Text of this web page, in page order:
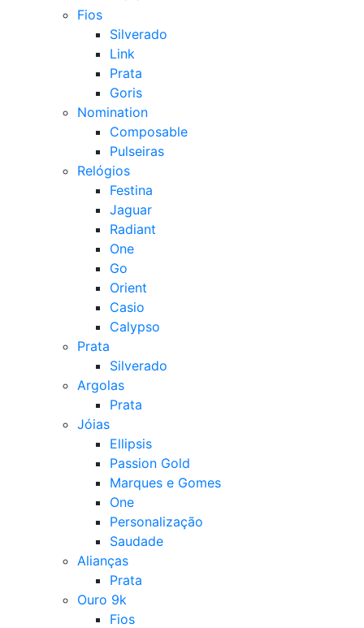
Fios
Silverado
Link
Prata
Goris
Nomination
Composable
Pulseiras
Relógios
Festina
Jaguar
Radiant
One
Go
Orient
Casio
Calypso
Prata
Silverado
Argolas
Prata
Jóias
Ellipsis
Passion Gold
Marques e Gomes
One
Personalização
Saudade
Alianças
Prata
Ouro 9k
Fios